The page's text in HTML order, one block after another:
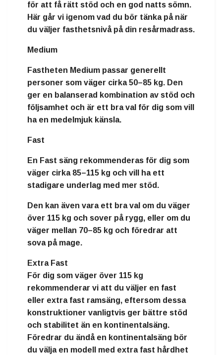
för att få rätt stöd och en god natts sömn.
Här går vi igenom vad du bör tänka på när
du väljer fasthetsnivå på din resårmadrass.
Medium
Fastheten Medium passar generellt
personer som väger cirka 50–85 kg. Den
ger en balanserad kombination av stöd och
följsamhet och är ett bra val för dig som vill
ha en medelmjuk känsla.
Fast
En Fast säng rekommenderas för dig som
väger cirka 85–115 kg och vill ha ett
stadigare underlag med mer stöd.
Den kan även vara ett bra val om du väger
över 115 kg och sover på rygg, eller om du
väger mellan 70–85 kg och föredrar att
sova på mage.
Extra Fast
För dig som väger över 115 kg
rekommenderar vi att du väljer en fast
eller extra fast ramsäng, eftersom dessa
konstruktioner vanligtvis ger bättre stöd
och stabilitet än en kontinentalsäng.
Föredrar du ändå en kontinentalsäng bör
du välja en modell med extra fast hårdhet